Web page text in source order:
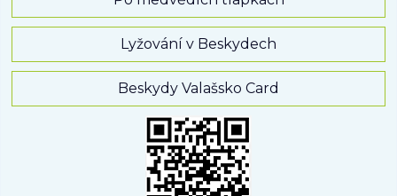
Lyžování v Beskydech
Beskydy Valašsko Card